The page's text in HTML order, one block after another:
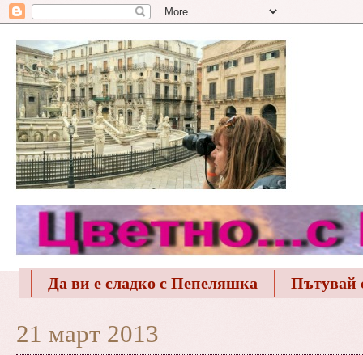
Да ви е сладко с Пепеляшка Пътувай
21 март 2013